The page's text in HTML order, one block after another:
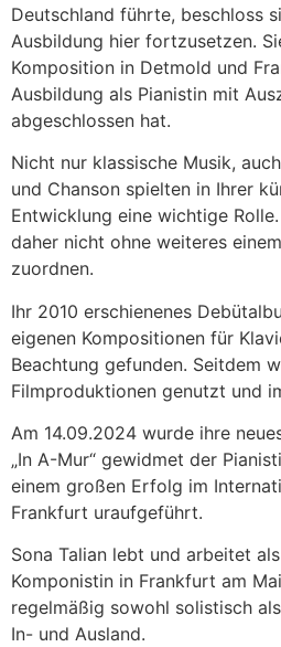
Deutschland führte, beschloss
Ausbildung hier fortzusetzen.
Komposition in Detmold und
Ausbildung als Pianistin mit
abgeschlossen hat.
Nicht nur klassische Musik,
und Chanson spielten in Ihrer
Entwicklung eine wichtige
daher nicht ohne weiteres
zuordnen.
Ihr 2010 erschienenes
eigenen Kompositionen für
Beachtung gefunden. Seitdem
Filmproduktionen genutzt und
Am 14.09.2024 wurde ihre
„In A-Mur“ gewidmet der
einem großen Erfolg im
Frankfurt uraufgeführt.
Sona Talian lebt und arbeitet
Komponistin in Frankfurt am
regelmäßig sowohl solistisch
In- und Ausland.